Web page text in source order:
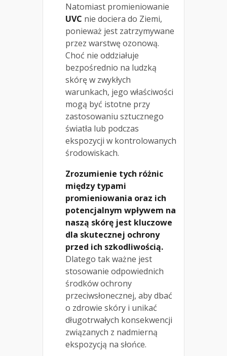
Natomiast promieniowanie
UVC nie dociera do Ziemi,
ponieważ jest zatrzymywane
przez warstwę ozonową.
Choć nie oddziałuje
bezpośrednio na ludzką
skórę w zwykłych
warunkach, jego właściwości
mogą być istotne przy
zastosowaniu sztucznego
światła lub podczas
ekspozycji w kontrolowanych
środowiskach.
Zrozumienie tych różnic
między typami
promieniowania oraz ich
potencjalnym wpływem na
naszą skórę jest kluczowe
dla skutecznej ochrony
przed ich szkodliwością.
Dlatego tak ważne jest
stosowanie odpowiednich
środków ochrony
przeciwsłonecznej, aby dbać
o zdrowie skóry i unikać
długotrwałych konsekwencji
związanych z nadmierną
ekspozycją na słońce.